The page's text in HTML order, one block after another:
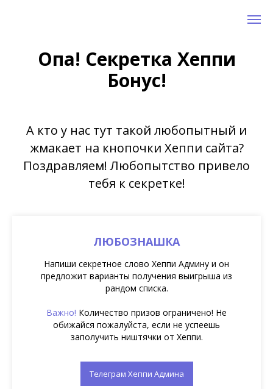
Опа! Секретка Хеппи
Бонус!
А кто у нас тут такой любопытный и
жмакает на кнопочки Хеппи сайта?
Поздравляем! Любопытство привело
тебя к секретке!
ЛЮБОЗНАШКА
Напиши секретное слово Хеппи Админу и он
предложит варианты получения выигрыша из
рандом списка.
Важно! Количество призов ограничено! Не
обижайся пожалуйста, если не успеешь
заполучить ништячки от Хеппи.
Телеграм Хеппи Админа